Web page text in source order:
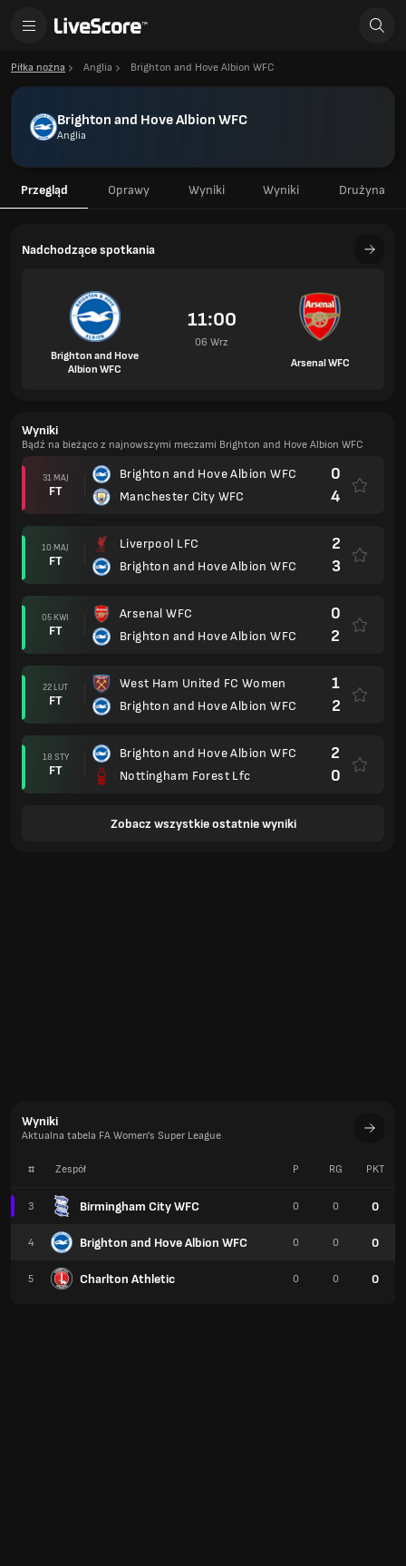
Piłka nożna Anglia Brighton and Hove Albion WFC
Brighton and Hove Albion WFC
Anglia
Przegląd Oprawy Wyniki Wyniki Drużyna
Nadchodzące spotkania
Brighton and Hove
Albion WFC
11:00
06 Wrz
Arsenal WFC
Wyniki
Bądź na bieżąco z najnowszymi meczami Brighton and Hove Albion WFC
31 MAJ
FT
Brighton and Hove Albion WFC
Manchester City WFC
0
4
10 MAJ
FT
Liverpool LFC
Brighton and Hove Albion WFC
2
3
05 KWI
FT
Arsenal WFC
Brighton and Hove Albion WFC
0
2
22 LUT
FT
West Ham United FC Women
Brighton and Hove Albion WFC
1
2
18 STY
FT
Brighton and Hove Albion WFC
Nottingham Forest Lfc
2
0
Zobacz wszystkie ostatnie wyniki
Wyniki
Aktualna tabela FA Women's Super League
# Zespół
3 Birmingham City WFC
4 Brighton and Hove Albion WFC
5 Charlton Athletic
P RG PKT
0 0 0
0 0 0
0 0 0